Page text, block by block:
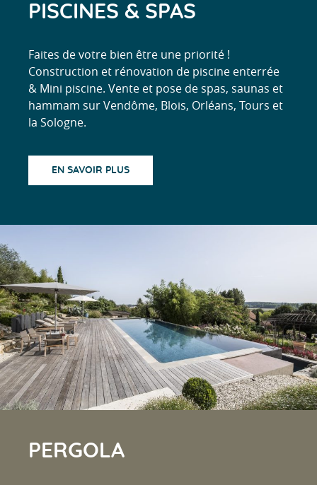
PISCINES & SPAS
Faites de votre bien être une priorité !
Construction et rénovation de piscine enterrée
& Mini piscine. Vente et pose de spas, saunas et
hammam sur Vendôme, Blois, Orléans, Tours et
la Sologne.
EN SAVOIR PLUS
PERGOLA